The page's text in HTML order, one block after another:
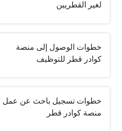
لغير القطريين
خطوات الوصول إلى منصة
كوادر قطر للتوظيف
خطوات تسجيل باحث عن عمل
منصة كوادر قطر